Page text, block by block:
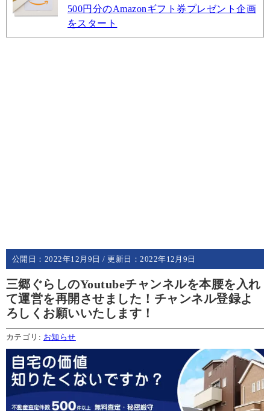
500円分のAmazonギフト券プレゼント企画
をスタート
公開日： 2022年12月9日 / 更新日：2022年12月9日
三郷ぐらしのYoutubeチャンネルを本腰を入れ
て運営を再開させました！チャンネル登録よ
ろしくお願いいたします！
カテゴリ: お知らせ